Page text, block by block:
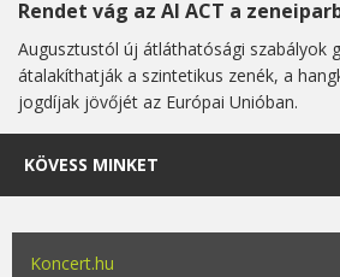
Rendet vág az AI ACT a
Augusztustól új átláthatósági szabályok
átalakíthatják a szintetikus zenék, a
jogdíjak jövőjét az Európai Unióban.
KÖVESS MINKET
Koncert.hu